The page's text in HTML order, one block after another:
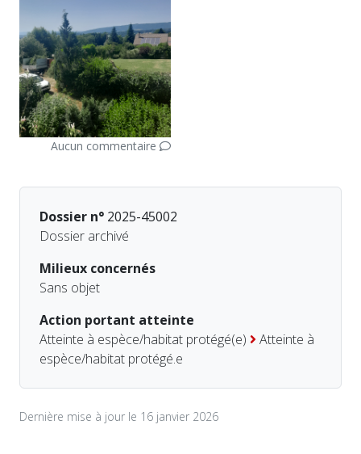
Aucun commentaire
Dossier n° 2025-45002
Dossier archivé
Milieux concernés
Sans objet
Action portant atteinte
Atteinte à espèce/habitat protégé(e)
Atteinte à
espèce/habitat protégé.e
Dernière mise à jour le 16 janvier 2026